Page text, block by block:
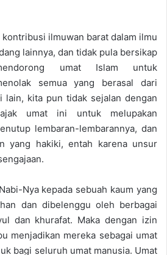
ilmuwan barat dalam ilmu
lainnya, dan tidak pula bersikap
umat Islam untuk
semua yang berasal dari
lain, kita pun tidak sejalan dengan
umat ini untuk melupakan
lembaran-lembarannya, dan
yang hakiki, entah karena unsur
Nya kepada sebuah kaum yang
dan dibelenggu oleh berbagai
dan khurafat. Maka dengan izin
menjadikan mereka sebagai umat
bagi seluruh umat manusia. Umat